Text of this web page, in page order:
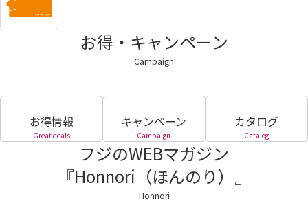
お得・キャンペーン
Campaign
お得情報
Great deals
キャンペーン
Campaign
カタログ
Catalog
フジのWEBマガジン
『Honnori（ほんのり）』
Honnori